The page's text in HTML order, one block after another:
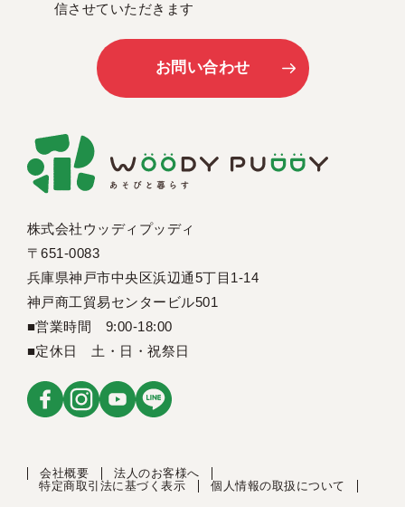
株式会社ウッディプッディ
〒651-0083
兵庫県神戸市中央区浜辺通5丁目1-14
神戸商工貿易センタービル501
■営業時間 9:00-18:00
■定休日 土・日・祝祭日
信させていただきます
お問い合わせ
会社概要
法人のお客様へ
特定商取引法に基づく表示
個人情報の取扱について